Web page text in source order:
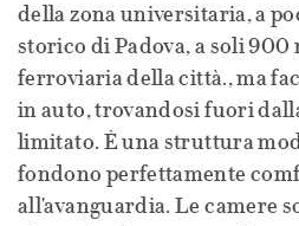
della zona universitaria, a
storico di Padova, a soli
ferroviaria della città., ma
in auto, trovandosi fuori
limitato. È una struttura
fondono perfettamente
all'avanguardia. Le camere